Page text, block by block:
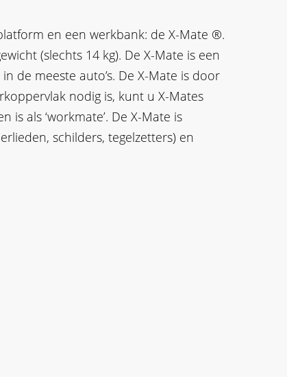
en een werkbank: de X-Mate ®.
(slechts 14 kg). De X-Mate is een
de meeste auto’s. De X-Mate is door
nodig is, kunt u X-Mates
als ‘workmate’. De X-Mate is
schilders, tegelzetters) en